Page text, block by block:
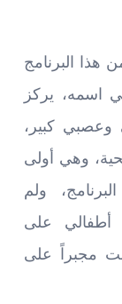
هذا البرنامج
اسمه، يركز
كبير،
وهي أولى
ولم
أطفالي على
مجبراً على